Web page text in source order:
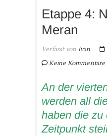
Etappe 4:
Meran
Verfasst von Ivan
Keine Kommentare
An der
werden all
haben die zu
Zeitpunkt